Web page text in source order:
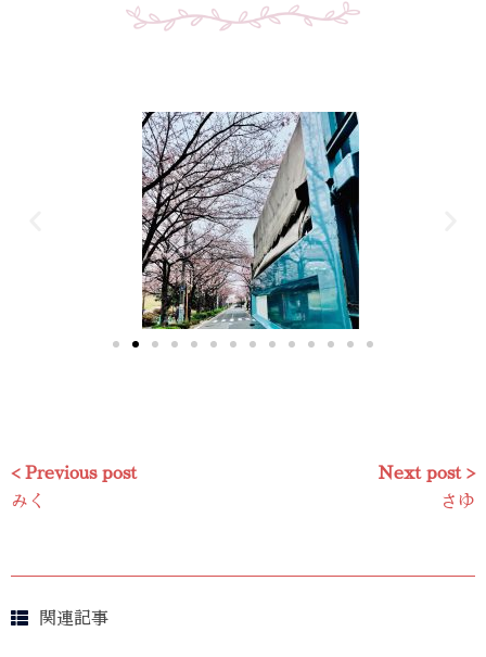
< Previous post
みく
Next post >
さゆ
関連記事